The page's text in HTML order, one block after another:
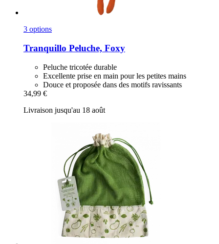
3 options
Tranquillo Peluche, Foxy
Peluche tricotée durable
Excellente prise en main pour les petites mains
Douce et proposée dans des motifs ravissants
34,99 €
Livraison jusqu'au 18 août